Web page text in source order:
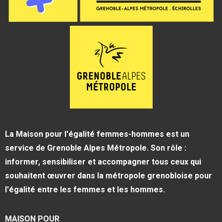
La Maison pour l'égalité femmes-hommes est un
service de Grenoble Alpes Métropole. Son rôle :
informer, sensibiliser et accompagner tous ceux qui
souhaitent œuvrer dans la métropole grenobloise pour
l'égalité entre les femmes et les hommes.
MAISON POUR